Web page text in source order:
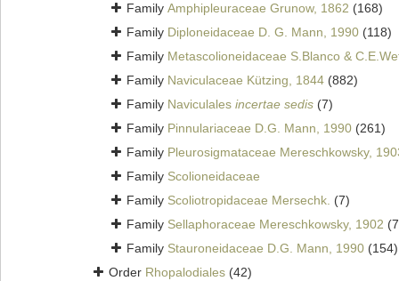
Family Amphipleuraceae Grunow, 1862 (168)
Family Diploneidaceae D. G. Mann, 1990 (118)
Family Metascolioneidaceae S.Blanco &
Family Naviculaceae Kützing, 1844 (882)
Family Naviculales incertae sedis (7)
Family Pinnulariaceae D.G. Mann, 1990 (261)
Family Pleurosigmataceae Mereschkowsky,
Family Scolioneidaceae
Family Scoliotropidaceae Mersechk. (7)
Family Sellaphoraceae Mereschkowsky, 1902
Family Stauroneidaceae D.G. Mann, 1990 (154)
Order Rhopalodiales (42)